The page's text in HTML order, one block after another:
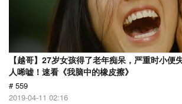
【越哥】27岁女孩得了老年痴呆，严重时小便
人唏嘘！速看《我脑中的橡皮擦》
# 559
2019-04-11 02:16